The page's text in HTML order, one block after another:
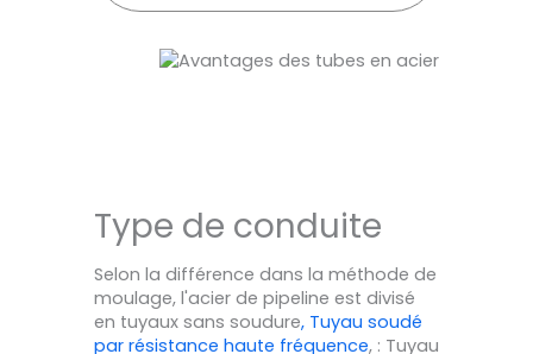
Type de conduite
Selon la différence dans la méthode de
moulage, l'acier de pipeline est divisé
en tuyaux sans soudure, Tuyau soudé
par résistance haute fréquence, : Tuyau